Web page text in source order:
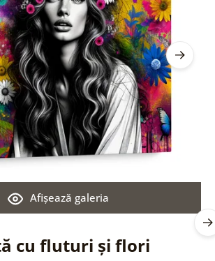
cu fluturi și flori
Afişează galeria